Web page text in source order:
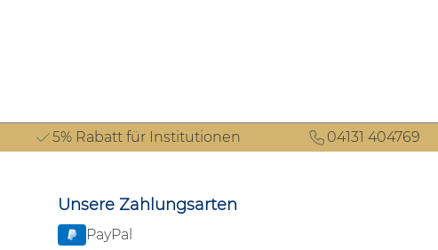
5% Rabatt für Institutionen 04131 404769
Unsere Zahlungsarten
PayPal